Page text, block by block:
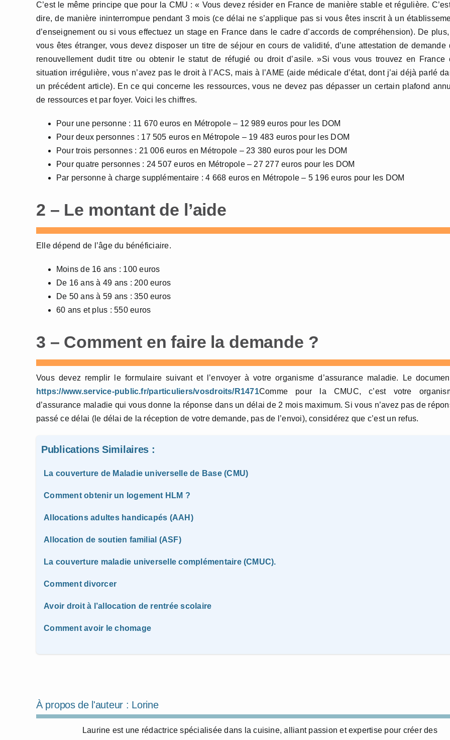
C’est le même principe que pour la CMU : « Vous devez résider en France de manière stable et régulière.
dire, de manière ininterrompue pendant 3 mois (ce délai ne s’applique pas si vous êtes inscrit à un
d’enseignement ou si vous effectuez un stage en France dans le cadre d’accords de compréhension). De
vous êtes étranger, vous devez disposer un titre de séjour en cours de validité, d’une attestation de demande
renouvellement dudit titre ou obtenir le statut de réfugié ou droit d’asile. »Si vous vous trouvez en France
situation irrégulière, vous n’avez pas le droit à l’ACS, mais à l’AME (aide médicale d’état, dont j’ai déjà parlé
un précédent article). En ce qui concerne les ressources, vous ne devez pas dépasser un certain plafond
de ressources et par foyer. Voici les chiffres.
Pour une personne : 11 670 euros en Métropole – 12 989 euros pour les DOM
Pour deux personnes : 17 505 euros en Métropole – 19 483 euros pour les DOM
Pour trois personnes : 21 006 euros en Métropole – 23 380 euros pour les DOM
Pour quatre personnes : 24 507 euros en Métropole – 27 277 euros pour les DOM
Par personne à charge supplémentaire : 4 668 euros en Métropole – 5 196 euros pour les DOM
2 – Le montant de l’aide
Elle dépend de l’âge du bénéficiaire.
Moins de 16 ans : 100 euros
De 16 ans à 49 ans : 200 euros
De 50 ans à 59 ans : 350 euros
60 ans et plus : 550 euros
3 – Comment en faire la demande ?
Vous devez remplir le formulaire suivant et l’envoyer à votre organisme d’assurance maladie. Le
https://www.service-public.fr/particuliers/vosdroits/R1471Comme pour la CMUC, c’est votre
d’assurance maladie qui vous donne la réponse dans un délai de 2 mois maximum. Si vous n’avez pas de
passé ce délai (le délai de la réception de votre demande, pas de l’envoi), considérez que c’est un refus.
Publications Similaires :
La couverture de Maladie universelle de Base (CMU)
Comment obtenir un logement HLM ?
Allocations adultes handicapés (AAH)
Allocation de soutien familial (ASF)
La couverture maladie universelle complémentaire (CMUC).
Comment divorcer
Avoir droit à l’allocation de rentrée scolaire
Comment avoir le chomage
À propos de l'auteur : Lorine
Laurine est une rédactrice spécialisée dans la cuisine, alliant passion et expertise pour créer des